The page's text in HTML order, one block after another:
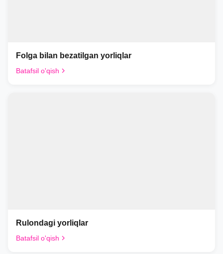
Folga bilan bezatilgan yorliqlar
Batafsil o'qish
Rulondagi yorliqlar
Batafsil o'qish